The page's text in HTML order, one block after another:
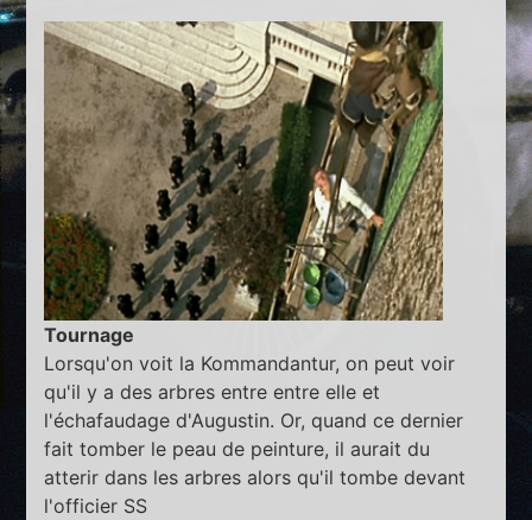
Tournage
Lorsqu'on voit la Kommandantur, on peut voir
qu'il y a des arbres entre entre elle et
l'échafaudage d'Augustin. Or, quand ce dernier
fait tomber le peau de peinture, il aurait du
atterir dans les arbres alors qu'il tombe devant
l'officier SS